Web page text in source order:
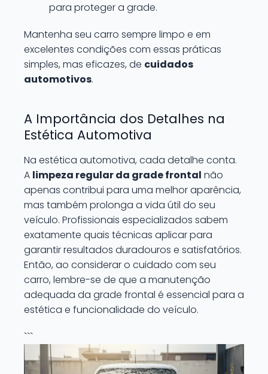
para proteger a grade.
Mantenha seu carro sempre limpo e em
excelentes condições com essas práticas
simples, mas eficazes, de cuidados
automotivos.
A Importância dos Detalhes na
Estética Automotiva
Na estética automotiva, cada detalhe conta.
A limpeza regular da grade frontal não
apenas contribui para uma melhor aparência,
mas também prolonga a vida útil do seu
veículo. Profissionais especializados sabem
exatamente quais técnicas aplicar para
garantir resultados duradouros e satisfatórios.
Então, ao considerar o cuidado com seu
carro, lembre-se de que a manutenção
adequada da grade frontal é essencial para a
estética e funcionalidade do veículo.
```